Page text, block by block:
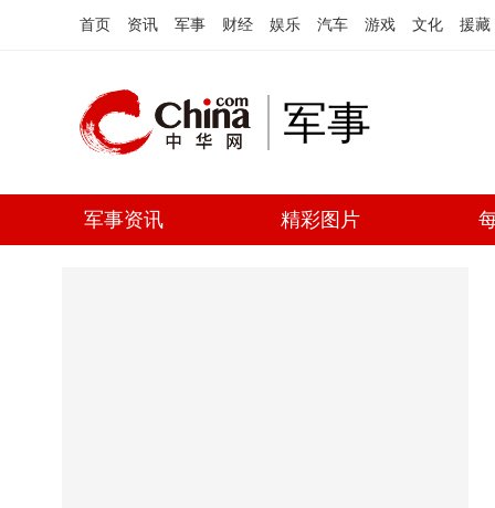
首页 资讯 军事 财经 娱乐 汽车 游戏 文化 援藏
军事
军事资讯 精彩图片